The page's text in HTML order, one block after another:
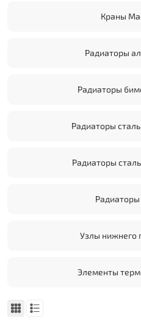
Краны
Радиаторы
Радиаторы
Радиаторы
Радиаторы
Радиаторы
Узлы нижнего
Элементы